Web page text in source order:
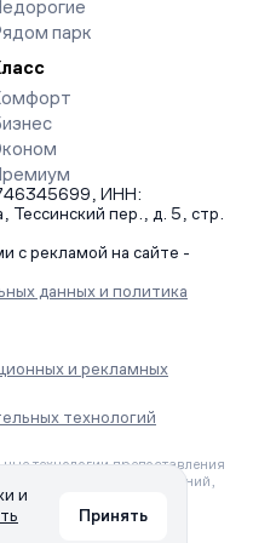
парк
ИНН:
пер., д. 5, стр.
с рекламой на сайте -
данных и политика
и рекламных
технологий
технологии предоставления
и анализа сведений,
сети «Интернет»,
Федерации.
и
Принять